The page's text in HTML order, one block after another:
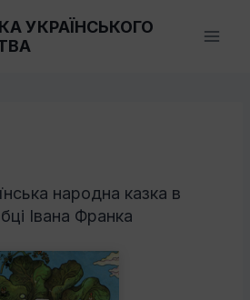
УКРАЇНСЬКОГО
народна казка в
Івана Франка